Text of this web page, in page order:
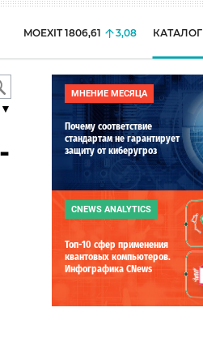
MOEXIT 1806,61 3,08 КАТАЛОГ
МНЕНИЕ МЕСЯЦА
Почему соответствие
стандартам не гарантирует
защиту от киберугроз
CNEWS ANALYTICS
Топ-10 сфер применения
квантовых компьютеров.
Инфографика CNews